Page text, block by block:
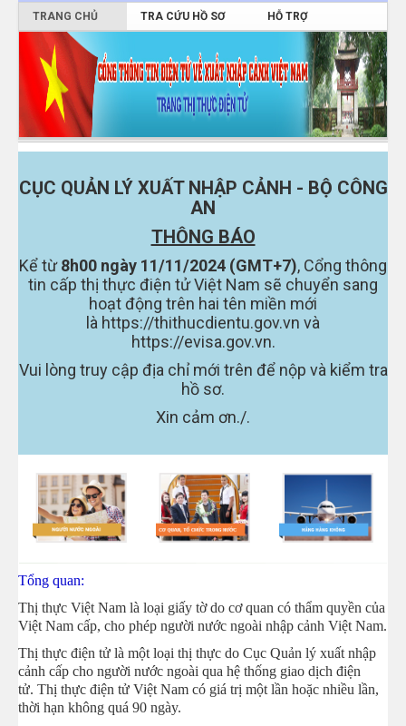
TRANG CHỦ TRA CỨU HỒ SƠ HỖ TRỢ
ĐĂNG NHẬP
CỤC QUẢN LÝ XUẤT NHẬP CẢNH - BỘ CÔNG
AN
THÔNG BÁO
Kể từ8h00 ngày 11/11/2024 (GMT+7), Cổng thông
tin cấp thị thực điện tử Việt Nam sẽ chuyển sang
hoạt động trên hai tên miền mới
là https://thithucdientu.gov.vn và
https://evisa.gov.vn.
Vui lòng truy cập địa chỉ mới trên để nộp và kiểm tra
hồ sơ.
Xin cảm ơn./.
Tổng quan:
Thị thực Việt Nam là loại giấy tờ do cơ quan có thẩm quyền của
Việt Nam cấp, cho phép người nước ngoài nhập cảnh Việt Nam.
Thị thực điện tử là một loại thị thực do Cục Quản lý xuất nhập
cảnh cấp cho người nước ngoài qua hệ thống giao dịch điện
tử. Thị thực điện tử Việt Nam có giá trị một lần hoặc nhiều lần,
thời hạn không quá 90 ngày.